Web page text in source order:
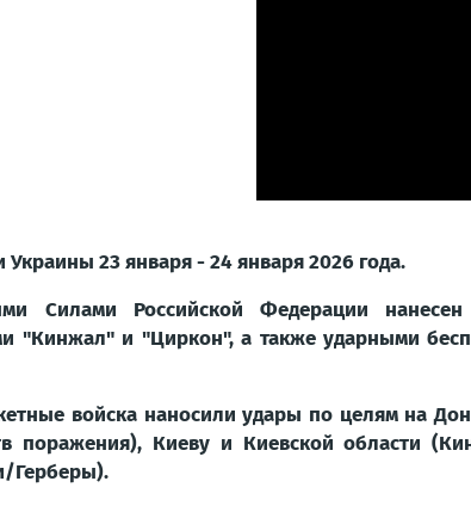
23 января - 24 января 2026 года.
Силами Российской Федерации
"Кинжал" и "Циркон", а также ударными
войска наносили удары по целям на
поражения), Киеву и Киевской области
Герберы).